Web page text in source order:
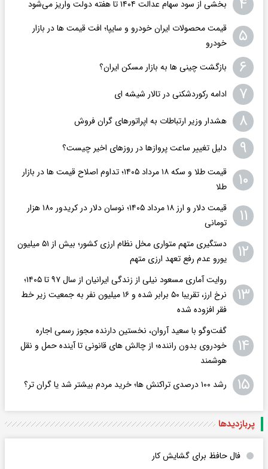
۴ بخشی از سود سهام عدالت ۱۴۰۴ تا هفته دولت واریز می‌شود
۵
قیمت محصولات ایران خودرو و سایپا؛ افت قیمت ها در بازار
خودرو
۶ بازگشت چینی ها به بازار مسکن ایران؟
۷ ادامه رکوردشکنی در تالار شیشه ای
۸ هشدار وزیر ارتباطات به اپراتورهای گران فروش
۹ دلیل تغییر ساعت پروازها در روزهای اخیر چیست؟
۱۰
قیمت طلا و سکه ۱۸ مرداد ۱۴۰۵؛ تداوم اصلاح قیمت ها در بازار
طلا
۱۱
قیمت دلار و ارز ۱۸ مرداد ۱۴۰۵​؛ نوسان دلار در کریدور ۱۸۰ هزار
تومانی
۱۲
دستگیری متهم متواری مخل نظام ارزی کشور؛ بیش از ۵۱ میلیون
یورو عدم رفع تعهد ارزی متهم
۱۳
روایت آماری مسعود نیلی از زندگی ایرانیان از سال ۹۷ تا ۱۴۰۵؛
نرخ ارز، تقریبا ۵۰ برابر شده و ۱۶ میلیون نفر به جمعیت زیر خط
فقر افزوده شده
۱۴
گفت‌وگو با سعید آروان، نخستین دارنده مجوز رسمی اجاره
خودروی بدون راننده؛ از چالش های قانونی تا آینده حمل و نقل
هوشمند
۱۵ رشد ۱۰۰ درصدی تراکنش ها؛ خرید مردم بیشتر شد یا گران تر؟
پربازدید‌ها
فال حافظ برای گشایش کار